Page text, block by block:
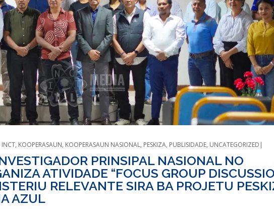
INCT, KOOPERASAUN, KOOPERASAUN NASIONAL, PESKIZA, PUBLISIDADE, UNCATEGORIZED
PRINSIPAL NASIONAL NO
ATIVIDADE “FOCUS GROUP
RELEVANTE SIRA BA PROJETU
AZUL